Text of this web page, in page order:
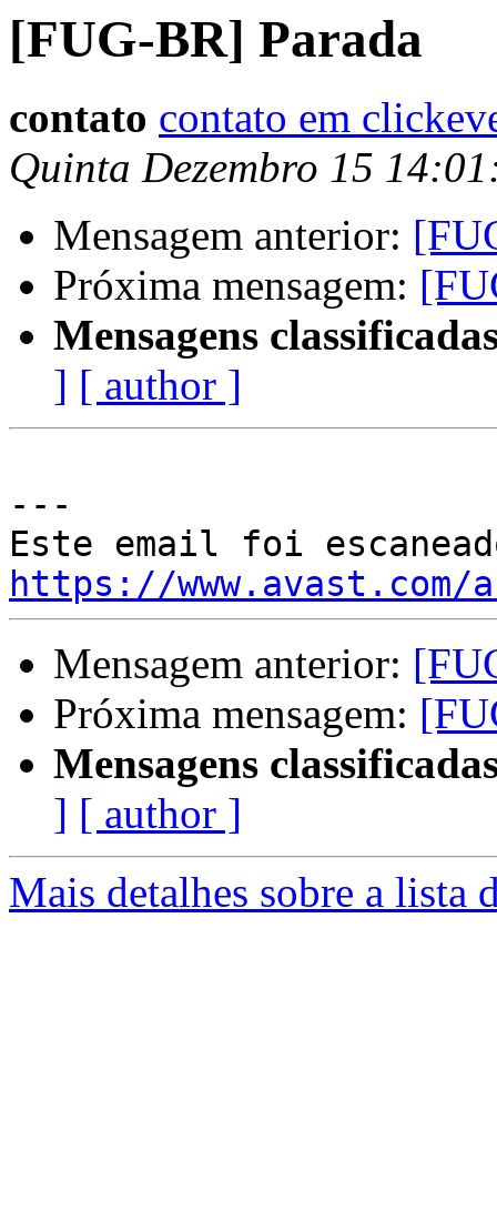
[FUG-BR] Parada
contato contato em
Quinta Dezembro 15
Mensagem anterior:
Próxima mensagem:
Mensagens
] [ author ]
---
https://
Mensagem anterior:
Próxima mensagem:
Mensagens
] [ author ]
Mais detalhes sobre a lista